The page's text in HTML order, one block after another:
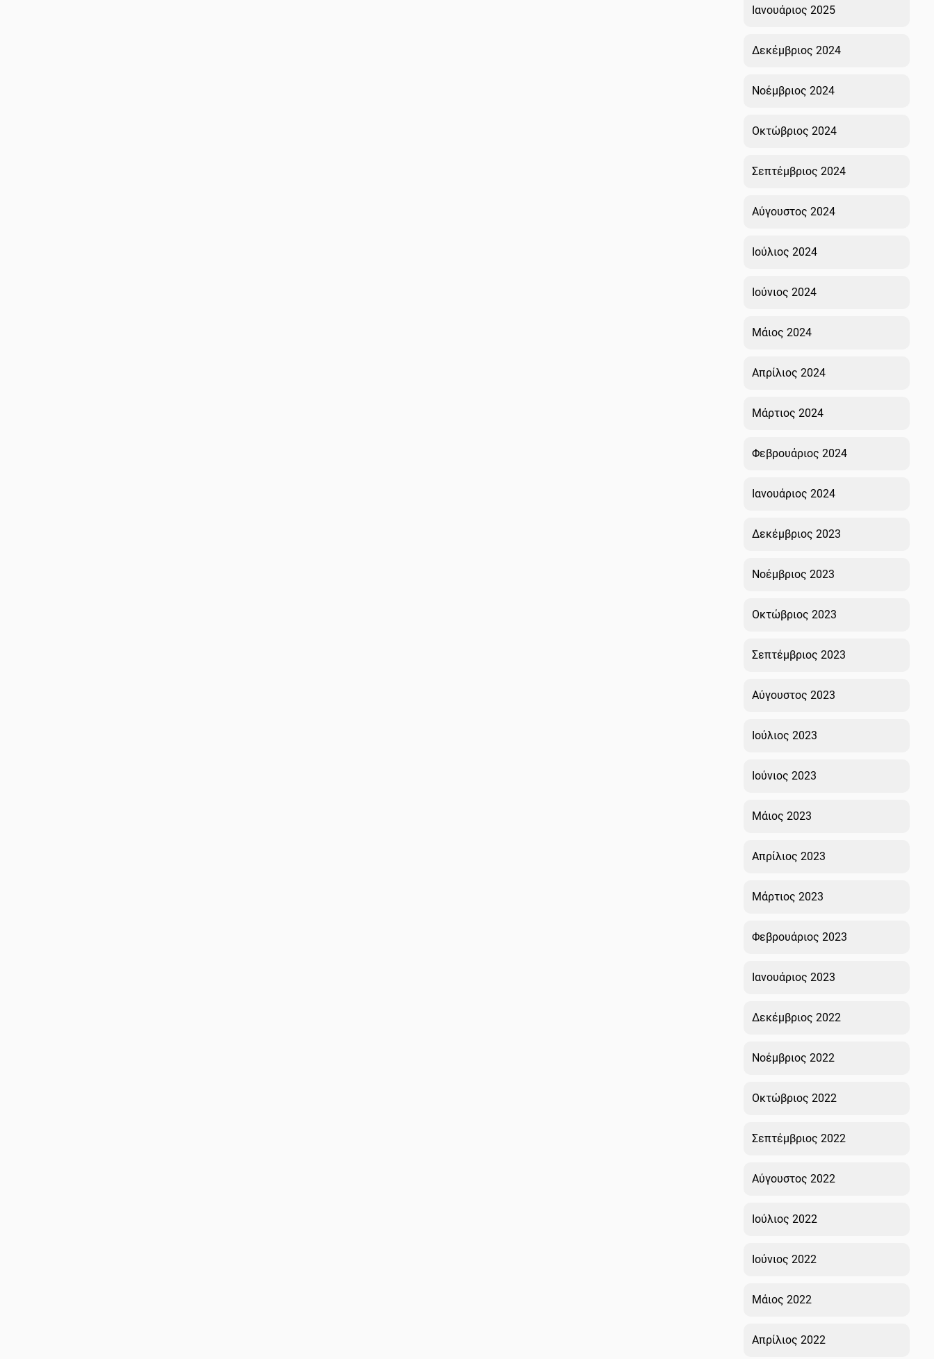
Ιανουάριος 2025
Δεκέμβριος 2024
Νοέμβριος 2024
Οκτώβριος 2024
Σεπτέμβριος 2024
Αύγουστος 2024
Ιούλιος 2024
Ιούνιος 2024
Μάιος 2024
Απρίλιος 2024
Μάρτιος 2024
Φεβρουάριος 2024
Ιανουάριος 2024
Δεκέμβριος 2023
Νοέμβριος 2023
Οκτώβριος 2023
Σεπτέμβριος 2023
Αύγουστος 2023
Ιούλιος 2023
Ιούνιος 2023
Μάιος 2023
Απρίλιος 2023
Μάρτιος 2023
Φεβρουάριος 2023
Ιανουάριος 2023
Δεκέμβριος 2022
Νοέμβριος 2022
Οκτώβριος 2022
Σεπτέμβριος 2022
Αύγουστος 2022
Ιούλιος 2022
Ιούνιος 2022
Μάιος 2022
Απρίλιος 2022